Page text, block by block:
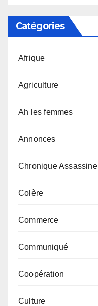
Catégories
Afrique
Agriculture
Ah les femmes
Annonces
Chronique Assassine
Colère
Commerce
Communiqué
Coopération
Culture